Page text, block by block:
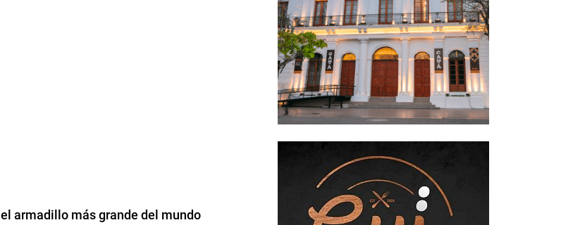
armadillo más grande del mundo